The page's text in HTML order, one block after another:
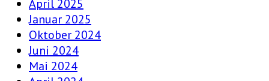
April 2025
Januar 2025
Oktober 2024
Juni 2024
Mai 2024